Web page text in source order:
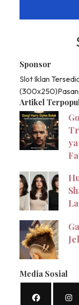
Sponsor
Slot Iklan
(300x250)
Artikel
Media Sosial